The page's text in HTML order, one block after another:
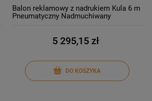
Balon reklamowy z nadrukiem Kula 6 m
Pneumatyczny Nadmuchiwany
5 295,15 zł
DO KOSZYKA